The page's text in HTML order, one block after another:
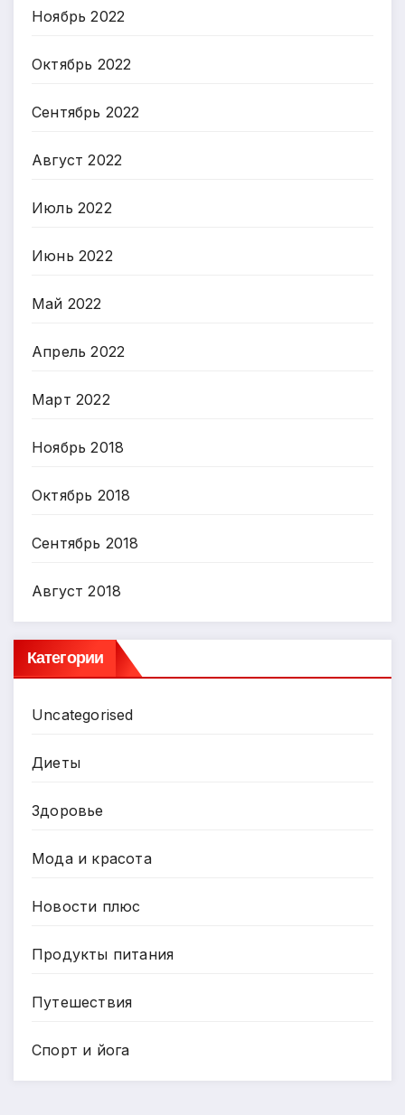
Ноябрь 2022
Октябрь 2022
Сентябрь 2022
Август 2022
Июль 2022
Июнь 2022
Май 2022
Апрель 2022
Март 2022
Ноябрь 2018
Октябрь 2018
Сентябрь 2018
Август 2018
Категории
Uncategorised
Диеты
Здоровье
Мода и красота
Новости плюс
Продукты питания
Путешествия
Спорт и йога